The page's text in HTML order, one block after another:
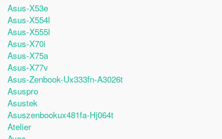
Asus-X53e
Asus-X554l
Asus-X555l
Asus-X70i
Asus-X75a
Asus-X77v
Asus-Zenbook-Ux333fn-A3026t
Asuspro
Asustek
Asuszenbookux481fa-Hj064t
Atelier